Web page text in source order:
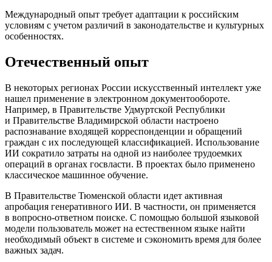
Международный опыт требует адаптации к российским
условиям с учетом различий в законодательстве и культурных
особенностях.
Отечественный опыт
В некоторых регионах России искусственный интеллект уже
нашел применение в электронном документообороте.
Например, в Правительстве Удмуртской Республики
и Правительстве Владимирской области настроено
распознавание входящей корреспонденции и обращений
граждан с их последующей классификацией. Использование
ИИ сократило затраты на одной из наиболее трудоемких
операций в органах госвласти. В проектах было применено
классическое машинное обучение.
В Правительстве Тюменской области идет активная
апробация генеративного ИИ. В частности, он применяется
в вопросно-ответном поиске. С помощью большой языковой
модели пользователь может на естественном языке найти
необходимый объект в системе и сэкономить время для более
важных задач.